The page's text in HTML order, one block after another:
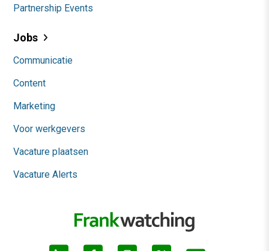
Partnership Events
Jobs
Communicatie
Content
Marketing
Voor werkgevers
Vacature plaatsen
Vacature Alerts